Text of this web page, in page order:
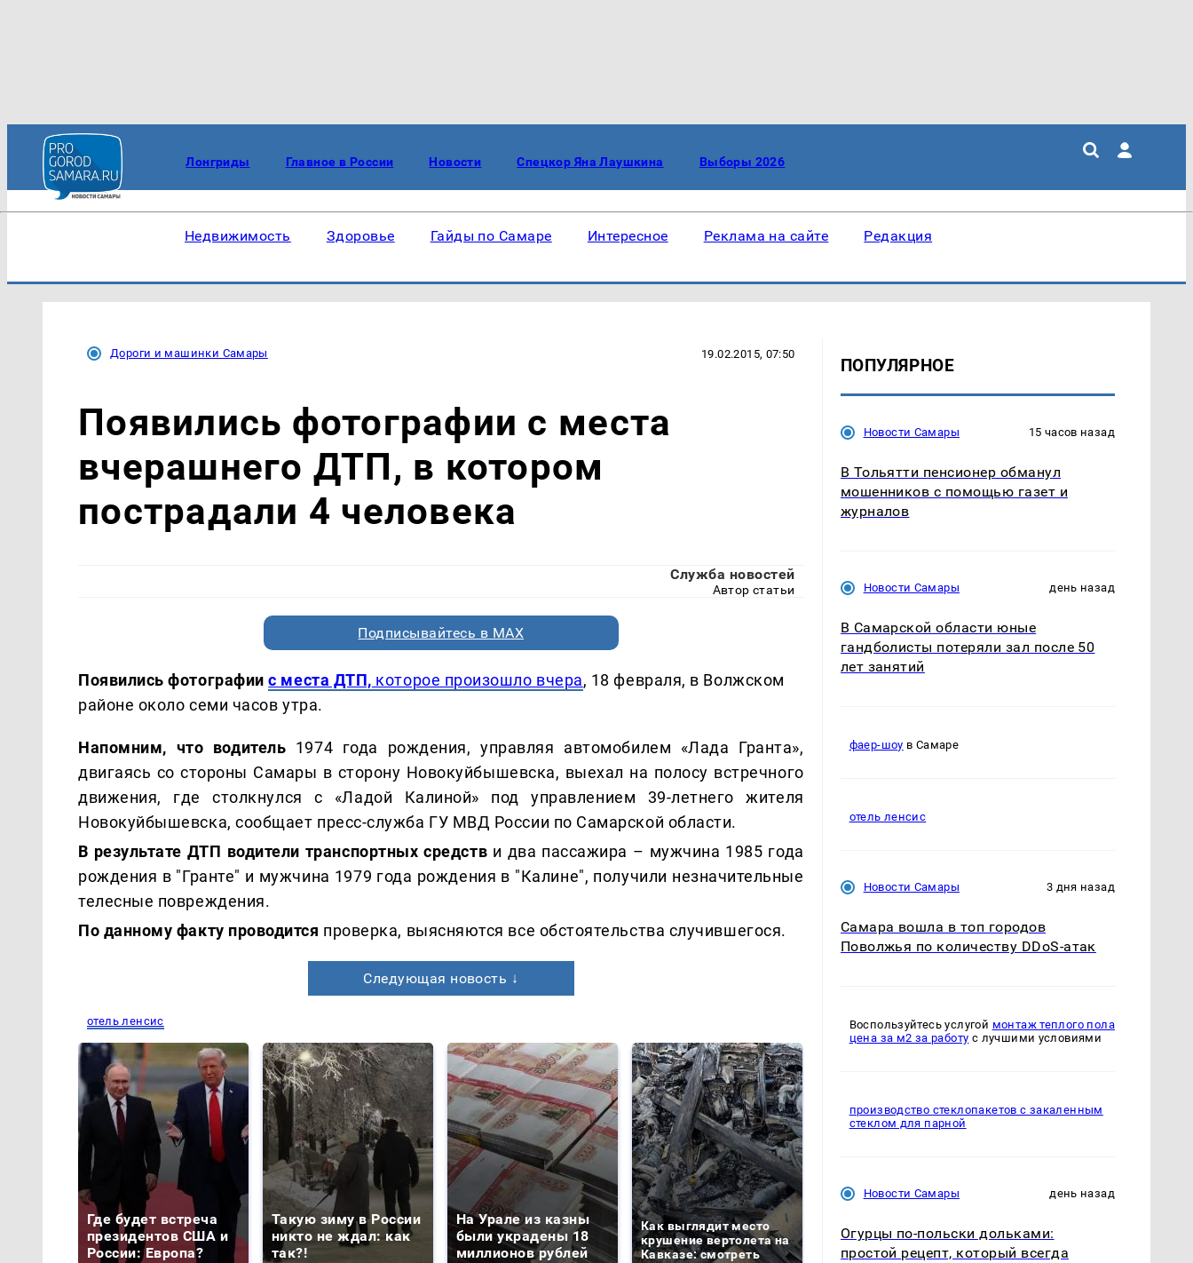
Лонгриды Главное в России Новости Спецкор Яна Лаушкина Выборы 2026
Недвижимость Здоровье Гайды по Самаре Интересное Реклама на сайте Редакция
Дороги и машинки Самары 19.02.2015, 07:50
Появились фотографии с места
вчерашнего ДТП, в котором
пострадали 4 человека
Служба новостей
Автор статьи
Подписывайтесь в MAX
Появились фотографиис места ДТП, которое произошло вчера, 18 февраля, в Волжском
районе около семи часов утра.
Напомним, что водитель 1974 года рождения, управляя автомобилем «Лада Гранта»,
двигаясь со стороны Самары в сторону Новокуйбышевска, выехал на полосу встречного
движения, где столкнулся с «Ладой Калиной» под управлением 39-летнего жителя
Новокуйбышевска, сообщает пресс-служба ГУ МВД России по Самарской области.
В результате ДТП водители транспортных средств и два пассажира – мужчина 1985 года
рождения в "Гранте" и мужчина 1979 года рождения в "Калине", получили незначительные
телесные повреждения.
По данному факту проводится проверка, выясняются все обстоятельства случившегося.
Следующая новость ↓
отель ленсис
Где будет встреча
президентов США и
России: Европа?
Такую зиму в России
никто не ждал: как
так?!
На Урале из казны
были украдены 18
миллионов рублей
Как выглядит место
крушение вертолета на
Кавказе: смотреть
готовую еду из
магазина: список
жестокое убийство
криптомиллионера
ПОПУЛЯРНОЕ
Новости Самары 15 часов назад
В Тольятти пенсионер обманул
мошенников с помощью газет и
журналов
Новости Самары день назад
В Самарской области юные
гандболисты потеряли зал после 50
лет занятий
фаер-шоу в Самаре
отель ленсис
Новости Самары 3 дня назад
Самара вошла в топ городов
Поволжья по количеству DDoS-атак
Воспользуйтесь услугой монтаж теплого пола
цена за м2 за работу с лучшими условиями
производство стеклопакетов с закаленным
стеклом для парной
Новости Самары день назад
Огурцы по‑польски дольками:
простой рецепт, который всегда